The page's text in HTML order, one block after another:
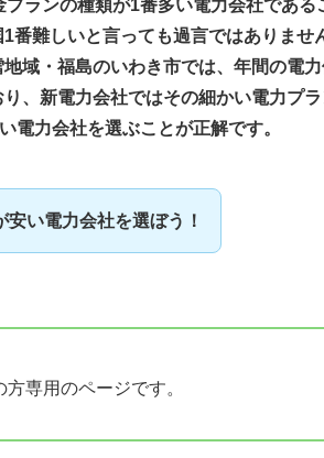
ランの種類が1番多い電力会社である
難しいと言っても過言ではありませ
地域・福島のいわき市では、年間の電
、新電力会社ではその細かい電力プ
電力会社を選ぶことが正解です。
い電力会社を選ぼう！
専用のページです。